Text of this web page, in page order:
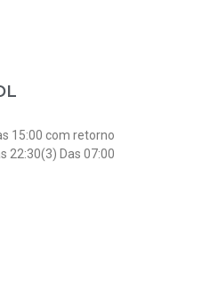
15:00 com retorno
22:30(3) Das 07:00